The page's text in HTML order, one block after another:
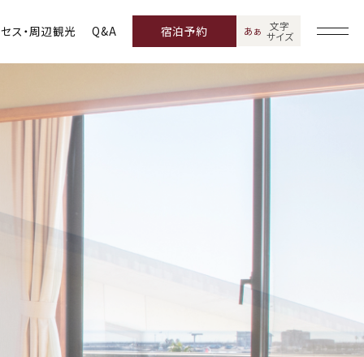
ス・周辺観光 Q&A 宿泊予約 あ あ 文字
サイズ